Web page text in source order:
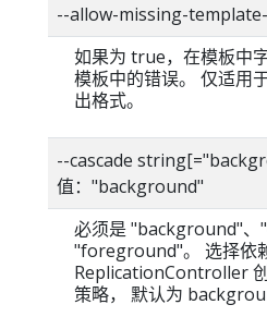
--allow-missing-
如果为 true，在模板中
模板中的错误。 仅适用
出格式。
--cascade
值："background"
必须是 "background"
"foreground"。 选择依
ReplicationController
策略， 默认为